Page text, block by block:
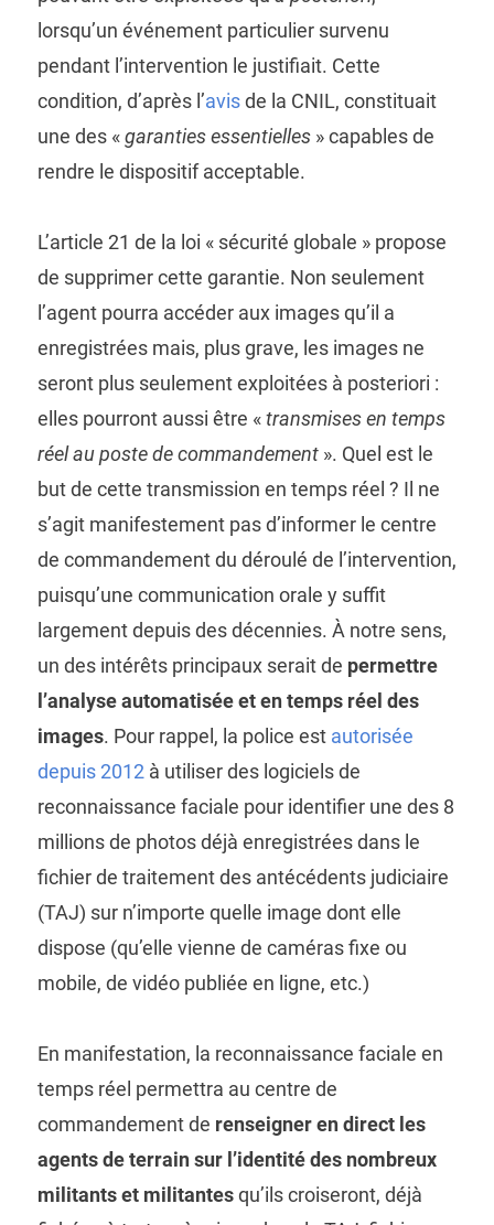
lorsqu’un événement particulier survenu
pendant l’intervention le justifiait. Cette
condition, d’après l’avisde la CNIL, constituait
une des «garanties essentielles» capables de
rendre le dispositif acceptable.
L’article 21 de la loi « sécurité globale » propose
de supprimer cette garantie. Non seulement
l’agent pourra accéder aux images qu’il a
enregistrées mais, plus grave, les images ne
seront plus seulement exploitées à posteriori :
elles pourront aussi être «transmises en temps
réel au poste de commandement». Quel est le
but de cette transmission en temps réel ? Il ne
s’agit manifestement pas d’informer le centre
de commandement du déroulé de l’intervention,
puisqu’une communication orale y suffit
largement depuis des décennies. À notre sens,
un des intérêts principaux serait de permettre
l’analyse automatisée et en temps réel des
images. Pour rappel, la police est autorisée
depuis 2012à utiliser des logiciels de
reconnaissance faciale pour identifier une des 8
millions de photos déjà enregistrées dans le
fichier de traitement des antécédents judiciaire
(TAJ) sur n’importe quelle image dont elle
dispose (qu’elle vienne de caméras fixe ou
mobile, de vidéo publiée en ligne, etc.)
En manifestation, la reconnaissance faciale en
temps réel permettra au centre de
commandement de renseigner en direct les
agents de terrain sur l’identité des nombreux
militants et militantesqu’ils croiseront, déjà